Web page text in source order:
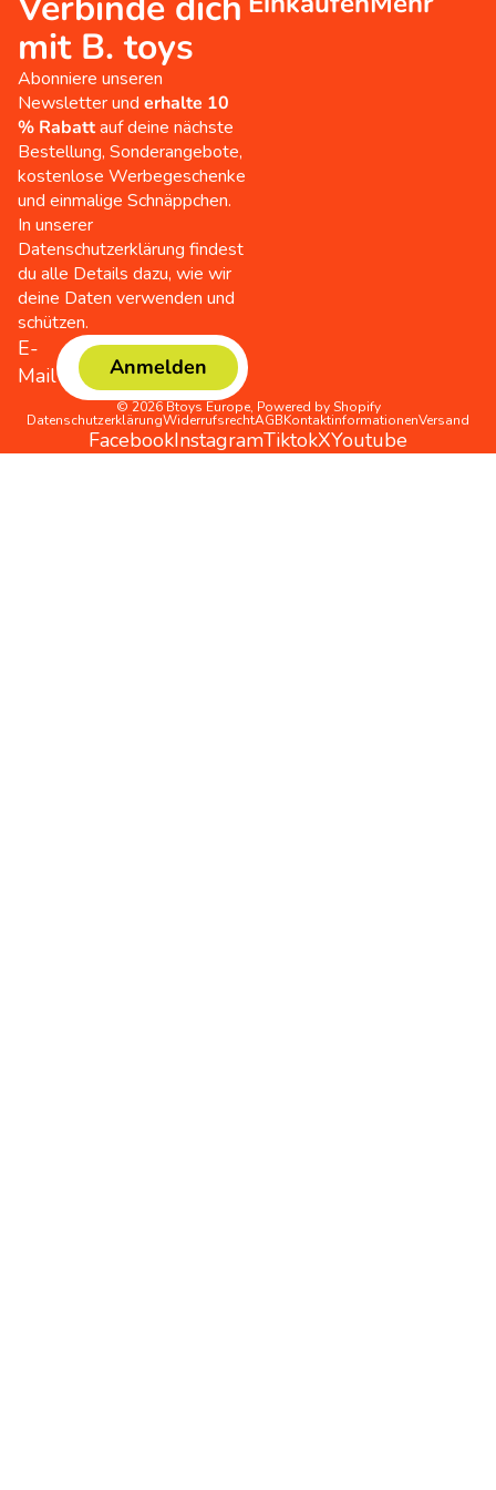
5
Sternen.
21
Bewertungen
mit B. toys
Abonniere unseren
Newsletter und erhalte 10
% Rabattauf deine nächste
Bestellung, Sonderangebote,
kostenlose Werbegeschenke
und einmalige Schnäppchen.
In unserer
Datenschutzerklärung findest
du alle Details dazu, wie wir
deine Daten verwenden und
schützen.
E-
Mail
Anmelden
© 2026 Btoys Europe, Powered by Shopify
DatenschutzerklärungWiderrufsrechtAGBKontaktinformationenVersand
FacebookInstagramTiktokXYoutube